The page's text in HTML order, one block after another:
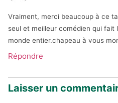
Vraiment, merci beaucoup à ce
seul et meilleur comédien qui
monde entier.chapeau à vous
Répondre
Laisser un